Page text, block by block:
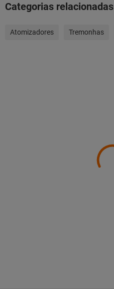
Categorias relacionadas
Atomizadores Tremonhas